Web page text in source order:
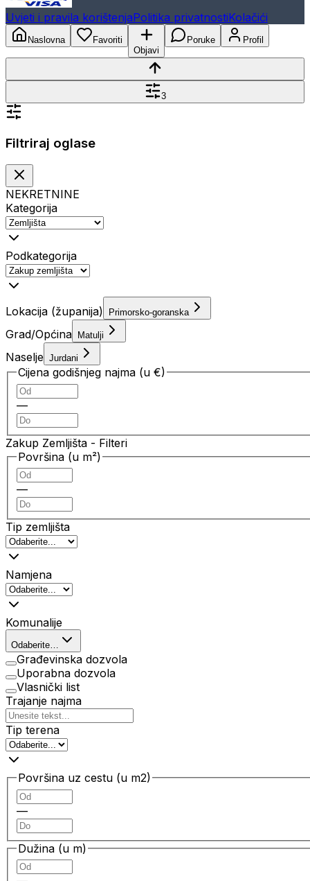
Uvjeti i pravila korištenjaPolitika privatnostiKolačići
Naslovna
Favoriti
Objavi
Poruke Profil
3
Filtriraj oglase
NEKRETNINE
Kategorija
Podkategorija
Lokacija (županija) Primorsko-goranska
Grad/Općina Matulji
Naselje Jurdani
Cijena godišnjeg najma (u €)
—
Zakup Zemljišta - Filteri
Površina (u m²)
—
Tip zemljišta
Namjena
Komunalije
Odaberite…
Građevinska dozvola
Uporabna dozvola
Vlasnički list
Trajanje najma
Tip terena
Površina uz cestu (u m2)
—
Dužina (u m)